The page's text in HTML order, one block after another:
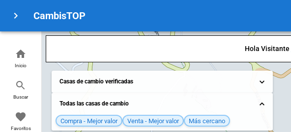
CambisTOP
Inicio
Buscar
Favoritos
Hola Visitante
Casas de cambio verificadas
Todas las casas de cambio
Compra - Mejor valor Venta - Mejor valor Más cercano